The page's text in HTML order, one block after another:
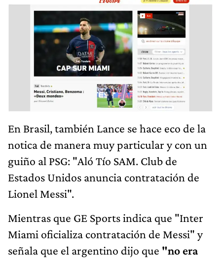
En Brasil, también Lance se hace eco de la
notica de manera muy particular y con un
guiño al PSG: "Aló Tío SAM. Club de
Estados Unidos anuncia contratación de
Lionel Messi".
Mientras que GE Sports indica que "Inter
Miami oficializa contratación de Messi" y
señala que el argentino dijo que "no era